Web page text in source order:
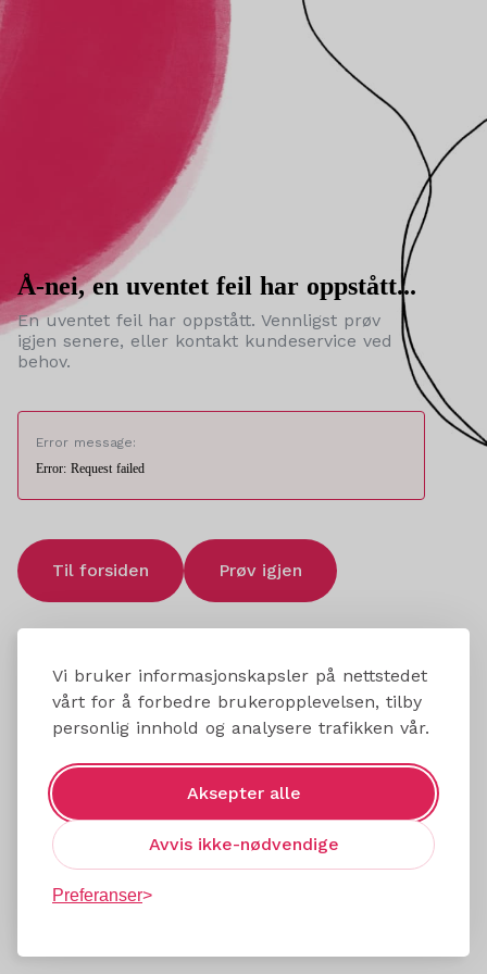
Vi bruker informasjonskapsler på nettstedet
vårt for å forbedre brukeropplevelsen, tilby
personlig innhold og analysere trafikken vår.
Aksepter alle
Avvis ikke-nødvendige
Preferanser
Å-nei, en uventet feil har oppstått...
En uventet feil har oppstått. Vennligst prøv
igjen senere, eller kontakt kundeservice ved
behov.
Error message:
Error: Request failed
Til forsiden Prøv igjen